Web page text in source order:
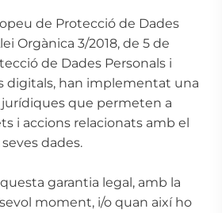
de Protecció de Dades
Orgànica 3/2018, de 5 de
de Dades Personals i
digitals, han implementat una
que permeten a
i accions relacionats amb el
dades.
garantia legal, amb la
moment, i/o quan així ho